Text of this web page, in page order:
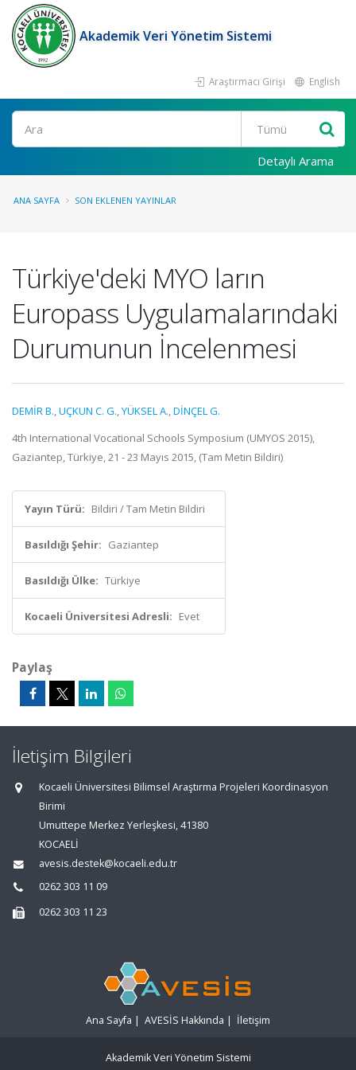
Akademik Veri Yönetim Sistemi
Araştırmacı Girişi English
Ara
Detaylı Arama
ANA SAYFA SON EKLENEN YAYINLAR
Türkiye'deki MYO ların
Europass Uygulamalarındaki
Durumunun İncelenmesi
DEMİR B.,UÇKUN C. G.,YÜKSEL A.,DİNÇEL G.
4th International Vocational Schools Symposium (UMYOS 2015),
Gaziantep, Türkiye, 21 - 23 Mayıs 2015, (Tam Metin Bildiri)
Yayın Türü: Bildiri / Tam Metin Bildiri
Basıldığı Şehir: Gaziantep
Basıldığı Ülke: Türkiye
Kocaeli Üniversitesi Adresli: Evet
Paylaş
İletişim Bilgileri
Kocaeli Üniversitesi Bilimsel Araştırma Projeleri Koordinasyon
Birimi
Umuttepe Merkez Yerleşkesi, 41380
KOCAELİ
avesis.destek@kocaeli.edu.tr
0262 303 11 09
0262 303 11 23
Ana Sayfa | AVESİS Hakkında | İletişim
Akademik Veri Yönetim Sistemi